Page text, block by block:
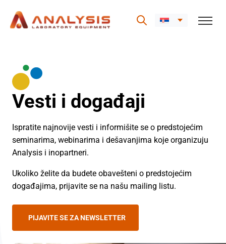
content
Vesti i događaji
Ispratite najnovije vesti i informišite se o predstojećim
seminarima, webinarima i dešavanjima koje organizuju
Analysis i inopartneri.
Ukoliko želite da budete obavešteni o predstojećim
događajima, prijavite se na našu mailing listu.
PIJAVITE SE ZA NEWSLETTER